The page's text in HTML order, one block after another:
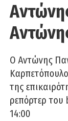
Ο Αντώνης
της
ρεπόρτερ
14:00